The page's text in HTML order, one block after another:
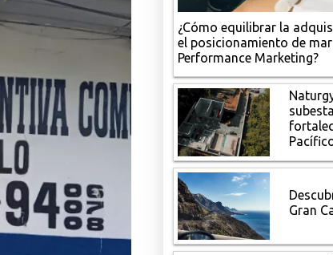
¿Cómo equilibrar la
el posicionamiento de
Performance Marketing?
Gran